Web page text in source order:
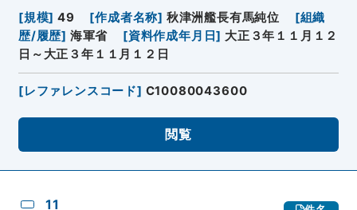
[規模] 49 [作成者名称] 秋津洲艦長有馬純位 [組織
歴/履歴] 海軍省 [資料作成年月日] 大正３年１１月１２
日～大正３年１１月１２日
[レファレンスコード] C10080043600
閲覧
11